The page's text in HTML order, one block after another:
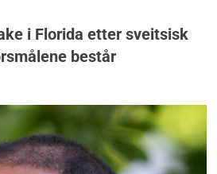
i Florida etter sveitsisk
består